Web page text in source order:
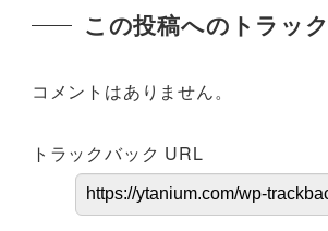
この投稿へのトラッ
コメントはありません。
トラックバック URL